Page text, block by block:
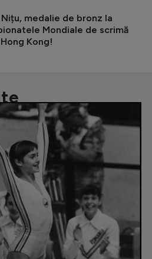
Nițu, medalie de bronz la
Mondiale de scrimă
Kong!